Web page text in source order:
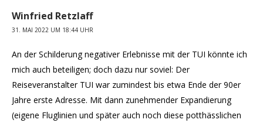
Winfried Retzlaff
31. MAI 2022 UM 18:44 UHR
An der Schilderung negativer Erlebnisse mit der TUI könnte ich
mich auch beteiligen; doch dazu nur soviel: Der
Reiseveranstalter TUI war zumindest bis etwa Ende der 90er
Jahre erste Adresse. Mit dann zunehmender Expandierung
(eigene Fluglinien und später auch noch diese potthässlichen